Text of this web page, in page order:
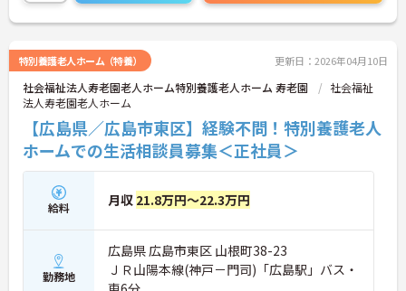
特別養護老人ホーム（特養） 更新日：2026年04月10日
社会福祉法人寿老園老人ホーム特別養護老人ホーム 寿老園
社会福祉
法人寿老園老人ホーム
【広島県／広島市東区】経験不問！特別養護老人
ホームでの生活相談員募集＜正社員＞
給料 月収 21.8万円～22.3万円
勤務地
広島県 広島市東区 山根町38-23
ＪＲ山陽本線(神戸－門司)「広島駅」バス・